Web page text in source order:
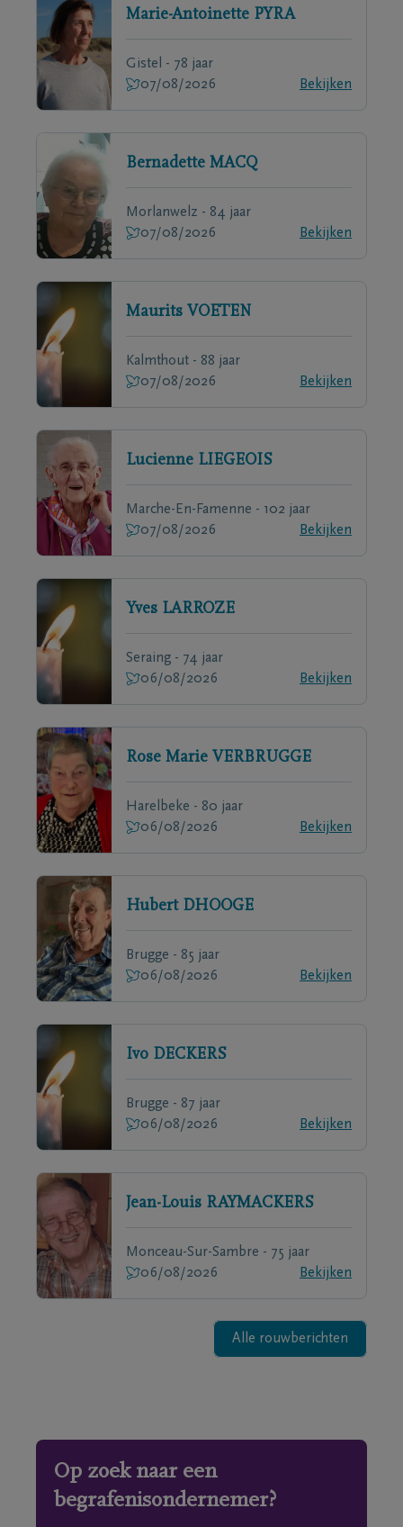
Marie-Antoinette PYRA
Gistel - 78 jaar
07/08/2026
Bekijken
Bernadette MACQ
Morlanwelz - 84 jaar
07/08/2026
Bekijken
Maurits VOETEN
Kalmthout - 88 jaar
07/08/2026
Bekijken
Lucienne LIEGEOIS
Marche-En-Famenne - 102 jaar
07/08/2026
Bekijken
Yves LARROZE
Seraing - 74 jaar
06/08/2026
Bekijken
Rose Marie VERBRUGGE
Harelbeke - 80 jaar
06/08/2026
Bekijken
Hubert DHOOGE
Brugge - 85 jaar
06/08/2026
Bekijken
Ivo DECKERS
Brugge - 87 jaar
06/08/2026
Bekijken
Jean-Louis RAYMACKERS
Monceau-Sur-Sambre - 75 jaar
06/08/2026
Bekijken
Alle rouwberichten
Op zoek naar een
begrafenisondernemer?